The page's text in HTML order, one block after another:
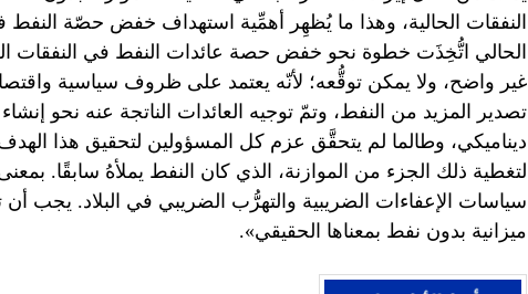
النفقات الحالية، وهذا ما يُظهِر أهمِّية استهداف خفض حصّة النفط
الحالي اتُّخِذَت خطوة نحو خفض حصة عائدات النفط في النفقات
غير واضح، ولا يمكن توقُّعه؛ لأنّه يعتمد على ظروف سياسية
تصدير المزيد من النفط، وتمّ توجيه العائدات الناتجة عنه نحو إنشاء
ديناميكي، وطالما لم يتحقَّق عزم كل المسؤولين لتحقيق هذا
لتغطية ذلك الجزء من الموازنة، الذي كان النفط يملأهُ سابقًا.
سياسات الإعفاءات الضريبية والتهرُّب الضريبي في البلاد. يجب
ميزانية بدون نفط بمعناها الحقيقي».